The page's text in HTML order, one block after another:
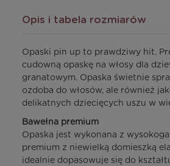
Opis i tabela rozmiarów
Opaski pin up to prawdziwy hit.
cudowną opaskę na włosy dla
granatowym. Opaska świetnie
ozdoba do włosów, ale również
delikatnych dziecięcych uszu w
Bawełna premium
Opaska jest wykonana z
premium z niewielką domieszką
idealnie dopasowuje się do